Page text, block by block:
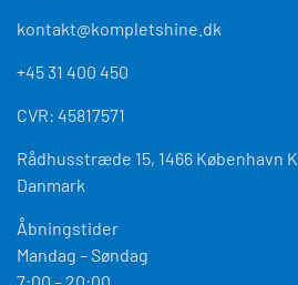
kontakt@kompletshine.dk
+45 31 400 450
CVR: 45817571
Rådhusstræde 15, 1466 København K
Danmark
Åbningstider
Mandag – Søndag